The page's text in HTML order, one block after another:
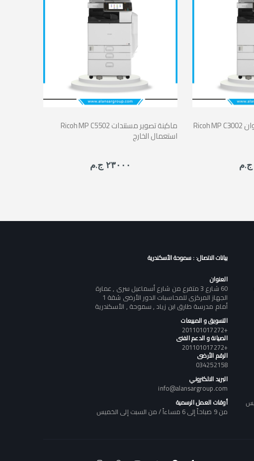
Ricoh MP C5502 ماكينة تصوير مستندات
استعمال الخارج
٢٣٠٠٠ ج.م
Ricoh MP C3002 ماكينة تصوير مستندات ألوان
بيانات الاتصال: : سموحة الأسكندرية
العنوان
60 شارع 3 متفرع من شارع أسماعيل سرى , عمارة
الجهاز المركزى للمحاسبات الدور الأرضى شقة 1
أمام مدرسة طارق ابن زياد , سموحة , الأسكندرية
التسويق و المبيعات
+201101017272
الصيانة و الدعم الفنى
+201101017272
الرقم الأرضى
034252158
البريد الالكتروني
info@alansargroup.com
أوقات العمل الرسمية
من 9 صباحاً إلى 6 مساءاً / من السبت إلى الخميس